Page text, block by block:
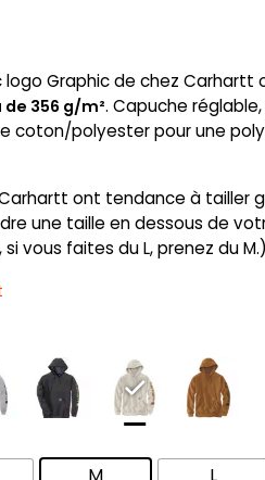
logo Graphic de chez
de 356 g/m². Capuche
coton/polyester pour une
ont tendance à tailler
une taille en dessous de
vous faites du L, prenez du M.)